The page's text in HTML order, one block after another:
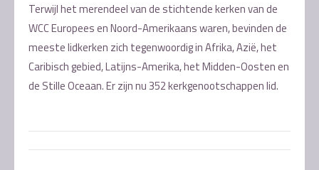
Terwijl het merendeel van de stichtende kerken van de
WCC Europees en Noord-Amerikaans waren, bevinden de
meeste lidkerken zich tegenwoordig in Afrika, Azië, het
Caribisch gebied, Latijns-Amerika, het Midden-Oosten en
de Stille Oceaan. Er zijn nu 352 kerkgenootschappen lid.
Post